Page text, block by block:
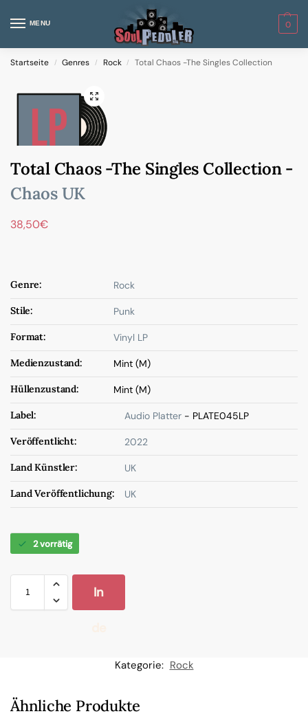
MENU 0
Startseite / Genres / Rock / Total Chaos -The Singles Collection
Total Chaos -The Singles Collection -
Chaos UK
38,50€
Genre: Rock
Stile: Punk
Format: Vinyl LP
Medienzustand: Mint (M)
Hüllenzustand: Mint (M)
Label: Audio Platter - PLATE045LP
Veröffentlicht: 2022
Land Künstler: UK
Land Veröffentlichung: UK
2 vorrätig
In
W
Kategorie: Rock
Ähnliche Produkte